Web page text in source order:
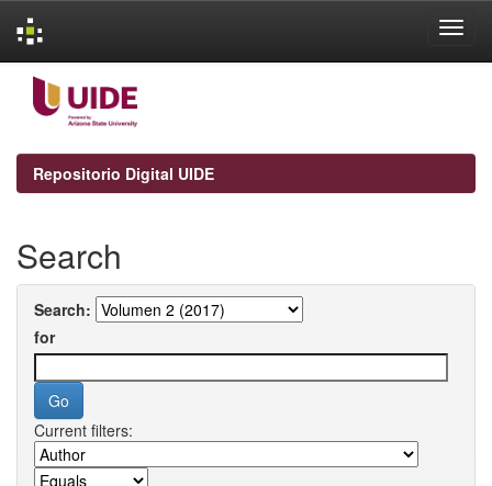
navigation
Repositorio Digital UIDE
Search
Search:
for
Current filters: